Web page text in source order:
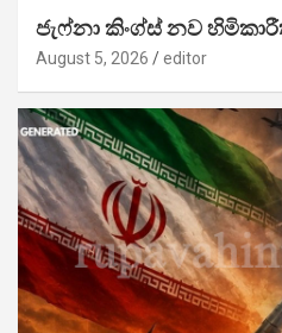
ජැෆ්නා කිංග්ස් නව
August 5, 2026 editor